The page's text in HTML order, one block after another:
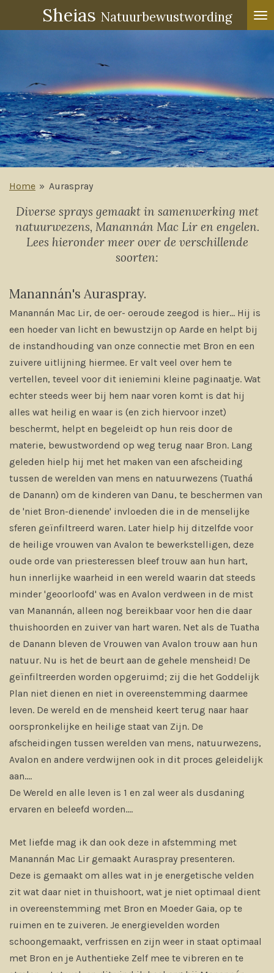
direct
hoofdinhoud
Sheias Natuurbewustwording
Home » Auraspray
Diverse sprays gemaakt in samenwerking met
natuurwezens, Manannán Mac Lir en engelen.
Lees hieronder meer over de verschillende
soorten:
Manannán's Auraspray.
Manannán Mac Lir, de oer- oeroude zeegod is hier... Hij is
een hoeder van licht en bewustzijn op Aarde en helpt bij
de instandhouding van onze connectie met Bron en een
zuivere uitlijning hiermee. Er valt veel over hem te
vertellen, teveel voor dit ieniemini kleine paginaatje. Wat
echter steeds weer bij hem naar voren komt is dat hij
alles wat heilig en waar is (en zich hiervoor inzet)
beschermt, helpt en begeleidt op hun reis door de
materie, bewustwordend op weg terug naar Bron. Lang
geleden hielp hij met het maken van een afscheiding
tussen de werelden van mens en natuurwezens (Tuathá
de Danann) om de kinderen van Danu, te beschermen van
de 'niet Bron-dienende' invloeden die in de menselijke
sferen geïnfiltreerd waren. Later hielp hij ditzelfde voor
de heilige vrouwen van Avalon te bewerkstelligen, deze
oude orde van priesteressen bleef trouw aan hun hart,
hun innerlijke waarheid in een wereld waarin dat steeds
minder 'geoorloofd' was en Avalon verdween in de mist
van Manannán, alleen nog bereikbaar voor hen die daar
thuishoorden en zuiver van hart waren. Net als de Tuatha
de Danann bleven de Vrouwen van Avalon trouw aan hun
natuur. Nu is het de beurt aan de gehele mensheid! De
geïnfiltreerden worden opgeruimd; zij die het Goddelijk
Plan niet dienen en niet in overeenstemming daarmee
leven. De wereld en de mensheid keert terug naar haar
oorspronkelijke en heilige staat van Zijn. De
afscheidingen tussen werelden van mens, natuurwezens,
Avalon en andere verdwijnen ook in dit proces geleidelijk
aan....
De Wereld en alle leven is 1 en zal weer als dusdaning
ervaren en beleefd worden....
Met liefde mag ik dan ook deze in afstemming met
Manannán Mac Lir gemaakt Auraspray presenteren.
Deze is gemaakt om alles wat in je energetische velden
zit wat daar niet in thuishoort, wat je niet optimaal dient
in overeenstemming met Bron en Moeder Gaia, op te
ruimen en te zuiveren. Je energievelden worden
schoongemaakt, verfrissen en zijn weer in staat optimaal
met Bron en je Authentieke Zelf mee te vibreren en te